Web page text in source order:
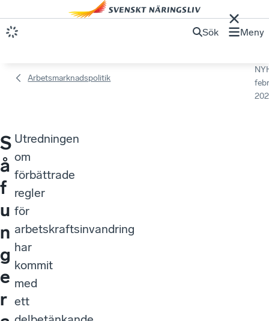
Sök Meny
Arbetsmarknadspolitik
S
å
f
u
n
g
e
r
Utredningen
om
förbättrade
regler
för
arbetskraftsinvandring
har
kommit
med
ett